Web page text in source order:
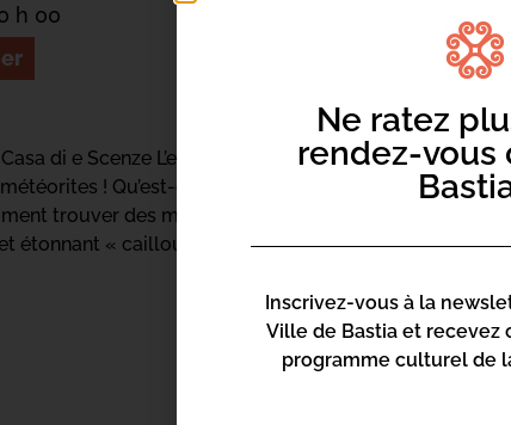
h 00
di e Scenze L’espace est composé de planètes,
! Qu’est-ce qu’une météorite ? Comment
trouver des météorites ? Par le biais de jeux, votre
étonnant « caillou » !
Ne ratez
rendez-vous
Inscrivez-vous à la
Ville de Bastia et recevez
programme culturel de